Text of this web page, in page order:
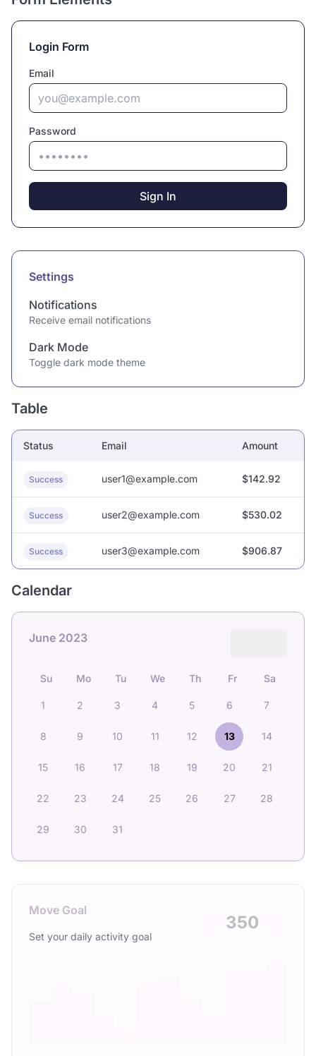
Login Form
Email
Password
Sign In
Settings
Notifications
Receive email notifications
Dark Mode
Toggle dark mode theme
Table
Status Email Amount
Success user1@example.com $142.92
Success user2@example.com $530.02
Success user3@example.com $906.87
Calendar
June 2023
Su Mo Tu We Th Fr Sa
1 2 3 4 5 6 7
8 9 10 11 12 13 14
15 16 17 18 19 20 21
22 23 24 25 26 27 28
29 30 31
Move Goal
Set your daily activity goal
350